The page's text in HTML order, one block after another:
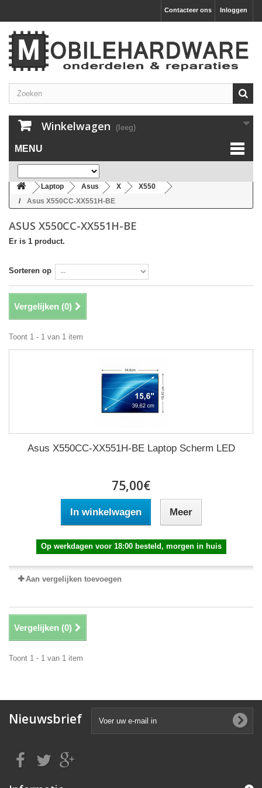
Inloggen
Contacteer ons
Winkelwagen (leeg)
MENU
Laptop Asus X
X550
Asus X550CC-XX551H-BE
ASUS X550CC-XX551H-BE
Er is 1 product.
Sorteren op
Vergelijken (0)
Toont 1 - 1 van 1 item
Asus X550CC-XX551H-BE Laptop Scherm LED
75,00€
In winkelwagen Meer
Op werkdagen voor 18:00 besteld, morgen in huis
Aan vergelijken toevoegen
Vergelijken (0)
Toont 1 - 1 van 1 item
Nieuwsbrief